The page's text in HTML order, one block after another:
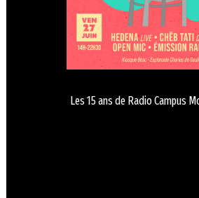
Les 15 ans de Radio Campus